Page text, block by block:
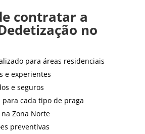
contratar a
no
para áreas residenciais
e experientes
e seguros
cada tipo de praga
Zona Norte
preventivas